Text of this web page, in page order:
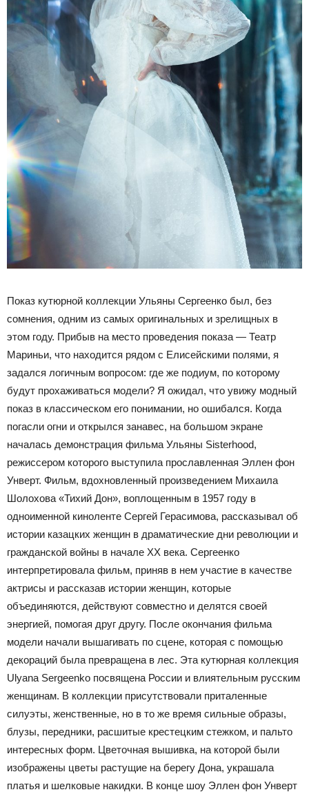
Показ кутюрной коллекции Ульяны Сергеенко был, без
сомнения, одним из самых оригинальных и зрелищных в
этом году. Прибыв на место проведения показа — Театр
Мариньи, что находится рядом с Елисейскими полями, я
задался логичным вопросом: где же подиум, по которому
будут прохаживаться модели? Я ожидал, что увижу модный
показ в классическом его понимании, но ошибался. Когда
погасли огни и открылся занавес, на большом экране
началась демонстрация фильма Ульяны Sisterhood,
режиссером которого выступила прославленная Эллен фон
Унверт. Фильм, вдохновленный произведением Михаила
Шолохова «Тихий Дон», воплощенным в 1957 году в
одноименной киноленте Сергей Герасимова, рассказывал об
истории казацких женщин в драматические дни революции и
гражданской войны в начале XX века. Сергеенко
интерпретировала фильм, приняв в нем участие в качестве
актрисы и рассказав истории женщин, которые
объединяются, действуют совместно и делятся своей
энергией, помогая друг другу. После окончания фильма
модели начали вышагивать по сцене, которая с помощью
декораций была превращена в лес. Эта кутюрная коллекция
Ulyana Sergeenko посвящена России и влиятельным русским
женщинам. В коллекции присутствовали приталенные
силуэты, женственные, но в то же время сильные образы,
блузы, передники, расшитые крестецким стежком, и пальто
интересных форм. Цветочная вышивка, на которой были
изображены цветы растущие на берегу Дона, украшала
платья и шелковые накидки. В конце шоу Эллен фон Унверт